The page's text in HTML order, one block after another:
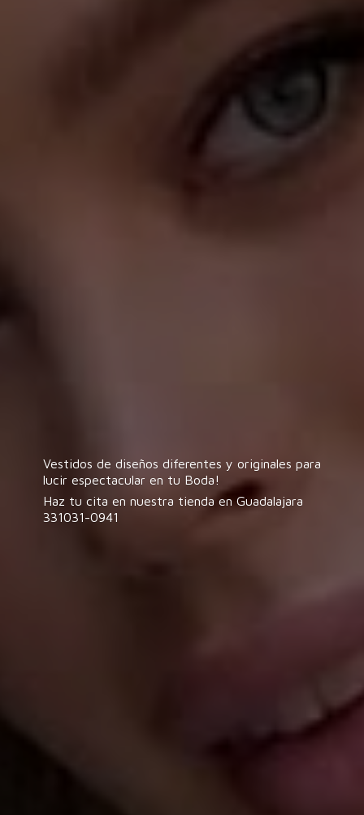
Vestidos de diseños diferentes y originales para
lucir espectacular en tu Boda!
Haz tu cita en nuestra tienda en Guadalajara
331031-0941